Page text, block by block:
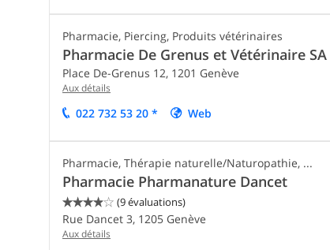
Pharmacie, Piercing, Produits vétérinaires
Pharmacie De Grenus et Vétérinaire SA
Place De-Grenus 12, 1201 Genève
Aux détails
022 732 53 20 * Web
Pharmacie, Thérapie naturelle/Naturopathie, ...
Pharmacie Pharmanature Dancet

 (9 évaluations)
Rue Dancet 3, 1205 Genève
Aux détails